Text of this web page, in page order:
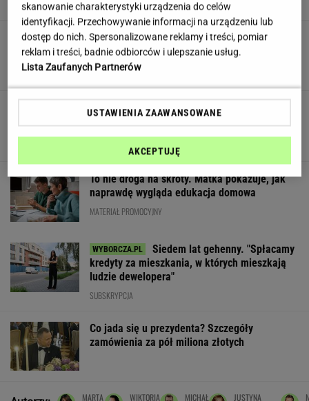
Ten quiz geograficzny odsieje leserów.
Dopasuj miasto do województwa
Wieniawa jako jurorka "TzG" to
To nie droga na skróty. Matka pokazuje, jak
naprawdę wygląda edukacja domowa
MATERIAŁ PROMOCYJNY
Siedem lat gehenny. "Spłacamy
kredyty za mieszkania, w których mieszkają
ludzie dewelopera"
SUBSKRYPCJA
Co jada się u prezydenta? Szczegóły
zamówienia za pół miliona złotych
MARTA
WIKTORIA
MICHAŁ
JUSTYNA
skanowanie charakterystyki urządzenia do celów
identyfikacji. Przechowywanie informacji na urządzeniu lub
dostęp do nich. Spersonalizowane reklamy i treści, pomiar
reklam i treści, badnie odbiorców i ulepszanie usług.
Lista Zaufanych Partnerów
USTAWIENIA ZAAWANSOWANE
AKCEPTUJĘ